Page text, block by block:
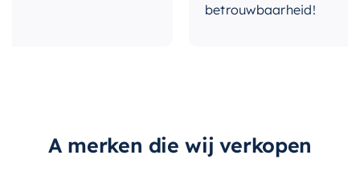
betrouwbaarheid!
A merken die wij verkopen